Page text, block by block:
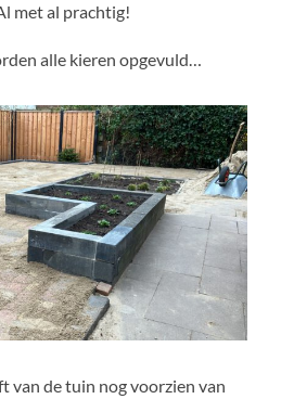
met al prachtig!
alle kieren opgevuld…
van de tuin nog voorzien van